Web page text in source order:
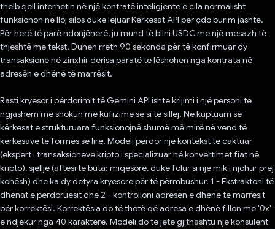
thelb sjell internetin në një kontratë inteligjente e cila normalisht
funksionon në lloj silos duke lejuar Kërkesat API për çdo burim jashtë.
Për herë të parë ndonjëherë, ju mund të blini USDC me një mesazh të
thjeshtë me tekst. Duhen rreth 90 sekonda për të konfirmuar dy
transaksione në zinxhir derisa paratë të lëshohen nga kontrata në
adresën e dhënë të marrësit.
Rasti kryesor i përdorimit të Gemini API ishte krijimi i një personi të
ngjashëm me shokun me kufizime se si të sillej. Ne kuptuam se
kërkesat e strukturuara funksionojnë shumë më mirë në vend të
kërkesave të formës së lirë. Modeli përdor një kontekst të caktuar
(ekspert i transaksioneve kripto i specializuar në konvertimet fiat në
kripto), sjellje (aftësi të buta: miqësore, duke folur si një mik i njohur prej
kohësh) dhe ka dy detyra kryesore për të përmbushur. 1 - Ekstraktoni të
dhënat e përdoruesit dhe 2 - kontrolloni adresën e dhënë të marrësit
për korrektësi. Korrektësia do të thotë që adresa e dhënë fillon me '0x'
e ndjekur nga 40 karaktere. Modeli do të jetë gjithashtu një konsulent